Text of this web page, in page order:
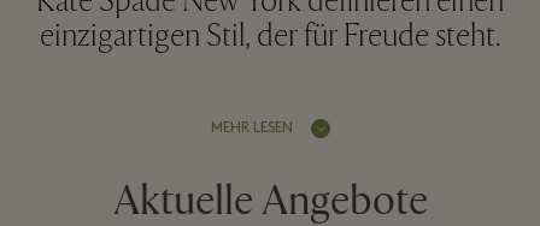
einzigartigen Stil, der für Freude steht.
MEHR LESEN
Aktuelle Angebote